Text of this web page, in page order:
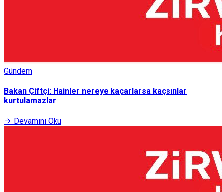
Gündem
Bakan Çiftçi: Hainler nereye kaçarlarsa kaçsınlar
kurtulamazlar
Devamını Oku